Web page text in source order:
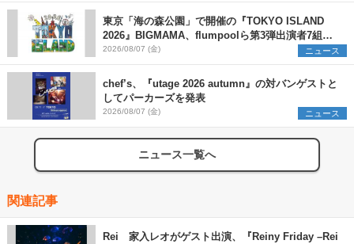
東京「海の森公園」で開催の『TOKYO ISLAND
2026』BIGMAMA、flumpoolら第3弾出演者7組を
発表 ワークショップ・アート出展者を募集
2026/08/07 (金) ニュース
chef’s、『utage 2026 autumn』の対バンゲストと
してパーカーズを発表
2026/08/07 (金) ニュース
ニュース一覧へ
関連記事
Rei 家入レオがゲスト出演、『Reiny Friday –Rei